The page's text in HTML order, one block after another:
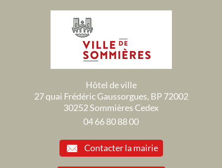
Hôtel de ville
27 quai Frédéric Gaussorgues, BP 72002
30252 Sommières Cedex
04 66 80 88 00
Contacter la mairie